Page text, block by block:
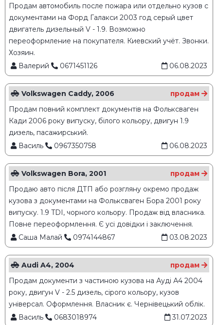
Продам автомобиль после пожара или отдельно кузов с
документами на Форд Галакси 2003 год серый цвет
двигатель дизельный V - 1.9. Возможно
переоформление на покупателя. Киевский учёт. Звонки.
Хозяин.
Валерий
0671451126 06.08.2023
Volkswagen Caddy, 2006
продам
Продам повний комплект документів на Фольксваген
Кади 2006 року випуску, білого кольору, двигун 1.9
дизель, пасажирський.
Василь
0967350758 06.08.2023
Volkswagen Bora, 2001
продам
Продаю авто після ДТП або розгляну окремо продаж
кузова з документами на Фольксваген Бора 2001 року
випуску. 1.9 TDI, чорного кольору. Продаж від власника.
Повне переоформлення. Є усі довідки і заключення.
Саша Малай
0974144867 03.08.2023
Audi A4, 2004
продам
Продам документи з частиною кузова на Ауді А4 2004
року, двигун V - 2.5 дизель, сірого кольору, кузов
універсал. Оформлення. Власник є. Чернівецький облік.
Василь
0683018974 31.07.2023